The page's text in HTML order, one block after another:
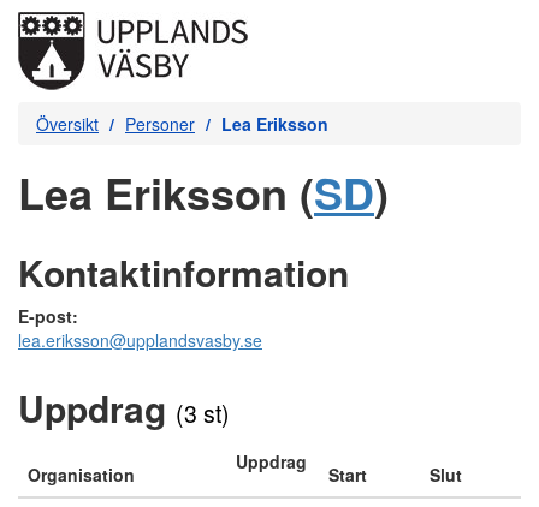
Översikt Personer Lea Eriksson
Lea Eriksson (SD)
Kontaktinformation
E-post:
lea.eriksson@upplandsvasby.se
Uppdrag (3 st)
Organisation
Uppdrag
Start
Slut